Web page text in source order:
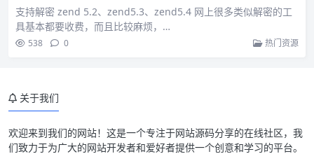
支持解密 zend 5.2、zend5.3、zend5.4 网上很多类似解密的工
具基本都要收费，而且比较麻烦，…
538 0 热门资源
关于我们
欢迎来到我们的网站！这是一个专注于网站源码分享的在线社区，我
们致力于为广大的网站开发者和爱好者提供一个创意和学习的平台。